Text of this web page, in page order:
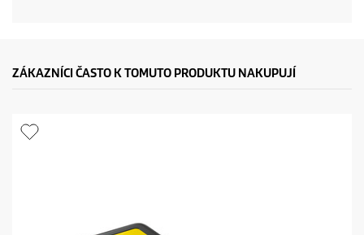
ZÁKAZNÍCI ČASTO K TOMUTO PRODUKTU NAKUPUJÍ